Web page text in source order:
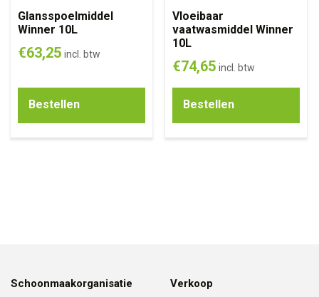
Glansspoelmiddel
Winner 10L
€63,25 incl. btw
Bestellen
Vloeibaar
vaatwasmiddel Winner
10L
€74,65 incl. btw
Bestellen
Schoonmaakorganisatie
Verkoop